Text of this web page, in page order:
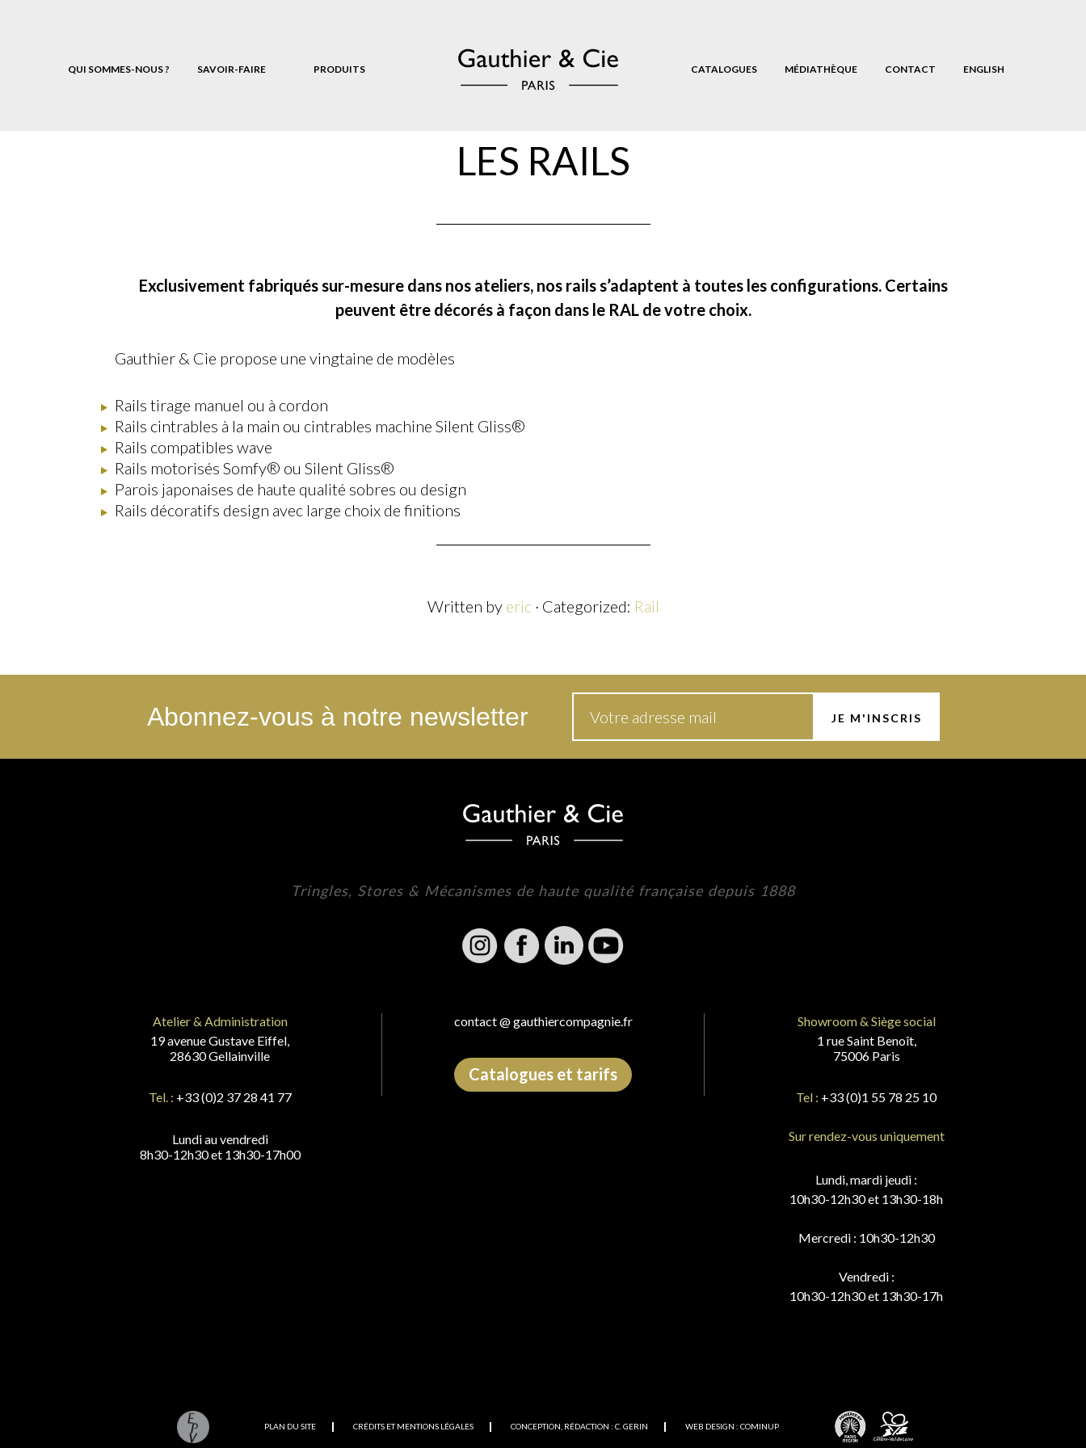
QUI SOMMES-NOUS ? SAVOIR-FAIRE PRODUITS CATALOGUES MÉDIATHÈQUE CONTACT ENGLISH
LES RAILS
Exclusivement fabriqués sur-mesure dans nos ateliers, nos rails s’adaptent à toutes les configurations. Certains
peuvent être décorés à façon dans le RAL de votre choix.
Gauthier & Cie propose une vingtaine de modèles
Rails tirage manuel ou à cordon
Rails cintrables à la main ou cintrables machine Silent Gliss®
Rails compatibles wave
Rails motorisés Somfy® ou Silent Gliss®
Parois japonaises de haute qualité sobres ou design
Rails décoratifs design avec large choix de finitions
Written by eric · Categorized: Rail
Abonnez-vous à notre newsletter
Tringles, Stores & Mécanismes de haute qualité française depuis 1888
Atelier & Administration
19 avenue Gustave Eiffel,
28630 Gellainville
Tel. : +33 (0)2 37 28 41 77
Lundi au vendredi
8h30-12h30 et 13h30-17h00
contact @ gauthiercompagnie.fr
Catalogues et tarifs
Showroom & Siège social
1 rue Saint Benoît,
75006 Paris
Tel : +33 (0)1 55 78 25 10
Sur rendez-vous uniquement
Lundi, mardi jeudi :
10h30-12h30 et 13h30-18h
Mercredi : 10h30-12h30
Vendredi :
10h30-12h30 et 13h30-17h
PLAN DU SITE CRÉDITS ET MENTIONS LÉGALES CONCEPTION, RÉDACTION : C. GERIN WEB DESIGN : COMINUP